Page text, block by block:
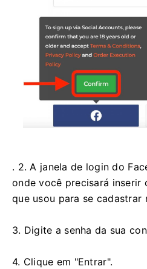
. 2. A janela de login do
onde você precisará inserir
que usou para se cadastrar
3. Digite a senha da sua
4. Clique em "Entrar".